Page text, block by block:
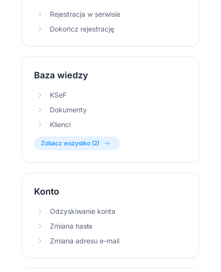
Rejestracja w serwisie
Dokończ rejestrację
Baza wiedzy
KSeF
Dokumenty
Klienci
Zobacz wszystko (2)
Konto
Odzyskiwanie konta
Zmiana hasła
Zmiana adresu e-mail